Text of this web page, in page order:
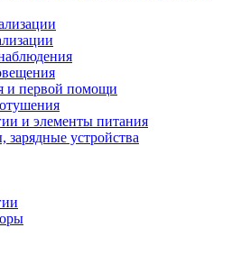
и первой помощи
и элементы питания
зарядные устройства